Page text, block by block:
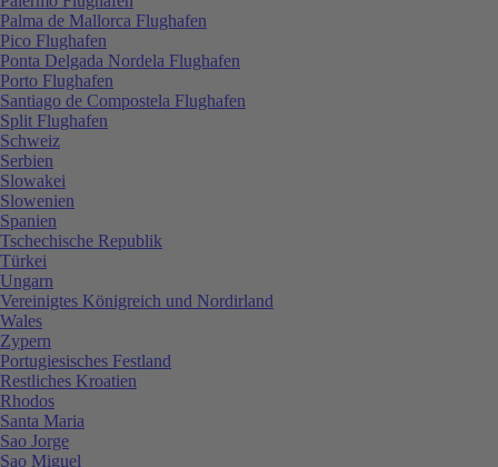
Palma de Mallorca Flughafen
Pico Flughafen
Ponta Delgada Nordela Flughafen
Porto Flughafen
Santiago de Compostela Flughafen
Split Flughafen
Schweiz
Serbien
Slowakei
Slowenien
Spanien
Tschechische Republik
Türkei
Ungarn
Vereinigtes Königreich und Nordirland
Wales
Zypern
Portugiesisches Festland
Restliches Kroatien
Rhodos
Santa Maria
Sao Jorge
Sao Miguel